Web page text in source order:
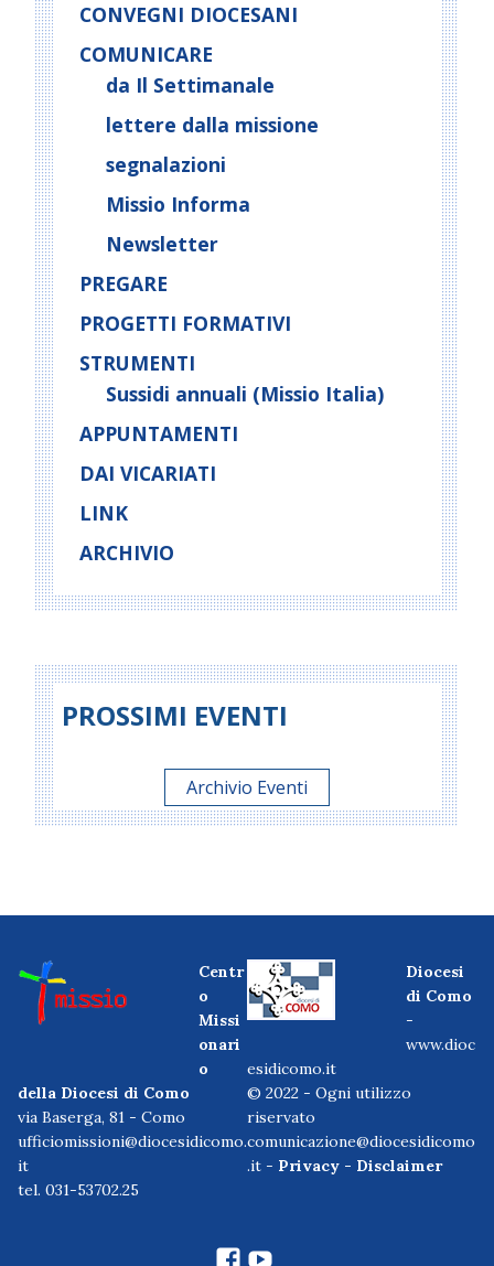
CONVEGNI DIOCESANI
COMUNICARE
da Il Settimanale
lettere dalla missione
segnalazioni
Missio Informa
Newsletter
PREGARE
PROGETTI FORMATIVI
STRUMENTI
Sussidi annuali (Missio Italia)
APPUNTAMENTI
DAI VICARIATI
LINK
ARCHIVIO
PROSSIMI EVENTI
Archivio Eventi
Centr
o
Missi
onari
o
della Diocesi di Como
via Baserga, 81 - Como
ufficiomissioni@diocesidicomo.
it
tel. 031-53702.25
Diocesi
di Como
-
www.dioc
esidicomo.it
© 2022 - Ogni utilizzo
riservato
comunicazione@diocesidicomo
.it - Privacy - Disclaimer